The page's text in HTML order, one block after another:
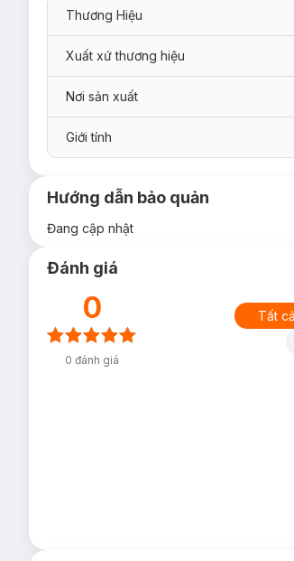
Thương Hiệu
Xuất xứ thương hiệu
Nơi sản xuất
Giới tính
Hướng dẫn bảo quản
Đang cập nhật
Đánh giá
0
0 đánh giá
Tất cả